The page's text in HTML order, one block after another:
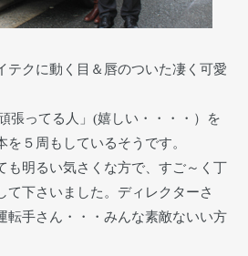
テクに動く目＆唇のついた凄く可愛
張ってる人」(嬉しい・・・・）を
５周もしているそうです。
も明るい気さくな方で、すご～く丁
て下さいました。ディレクターさ
転手さん・・・みんな素敵ないい方